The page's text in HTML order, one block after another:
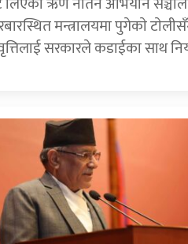
मन्त्रालयमा पुगेकाे
सरकारले कडाईका साथ